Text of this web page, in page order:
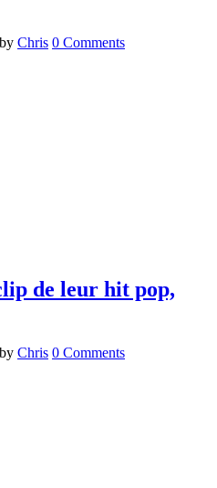
by Chris 0 Comments
de leur hit pop,
by Chris 0 Comments